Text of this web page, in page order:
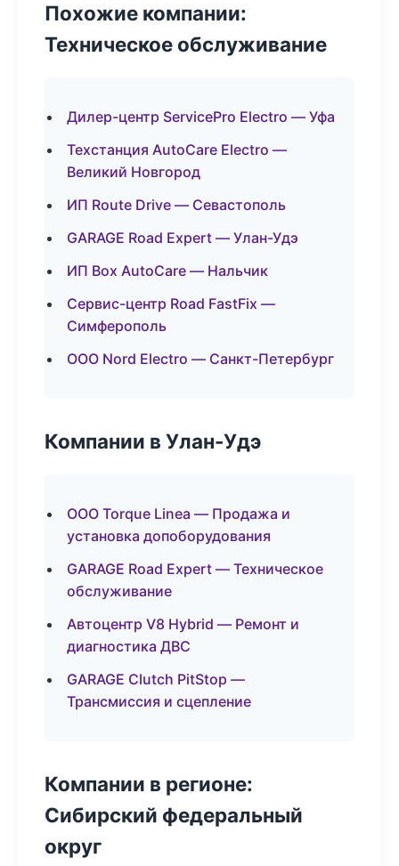
Похожие компании:
Техническое обслуживание
Дилер-центр ServicePro Electro — Уфа
Техстанция AutoCare Electro —
Великий Новгород
ИП Route Drive — Севастополь
GARAGE Road Expert — Улан-Удэ
ИП Box AutoCare — Нальчик
Сервис-центр Road FastFix —
Симферополь
ООО Nord Electro — Санкт-Петербург
Компании в Улан-Удэ
ООО Torque Linea — Продажа и
установка допоборудования
GARAGE Road Expert — Техническое
обслуживание
Автоцентр V8 Hybrid — Ремонт и
диагностика ДВС
GARAGE Clutch PitStop —
Трансмиссия и сцепление
Компании в регионе:
Сибирский федеральный
округ